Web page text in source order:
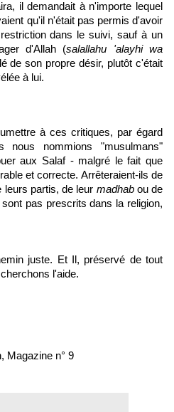
il demandait à n'importe lequel
qu'il n'était pas permis d'avoir
dans le suivi, sauf à un
d'Allah (salallahu 'alayhi wa
de son propre désir, plutôt c'était
à lui.
à ces critiques, par égard
nous nommions "musulmans"
aux Salaf - malgré le fait que
et correcte. Arrêteraient-ils de
partis, de leur madhabou de
pas prescrits dans la religion,
juste. Et Il, préservé de tout
l'aide.
Magazine n° 9